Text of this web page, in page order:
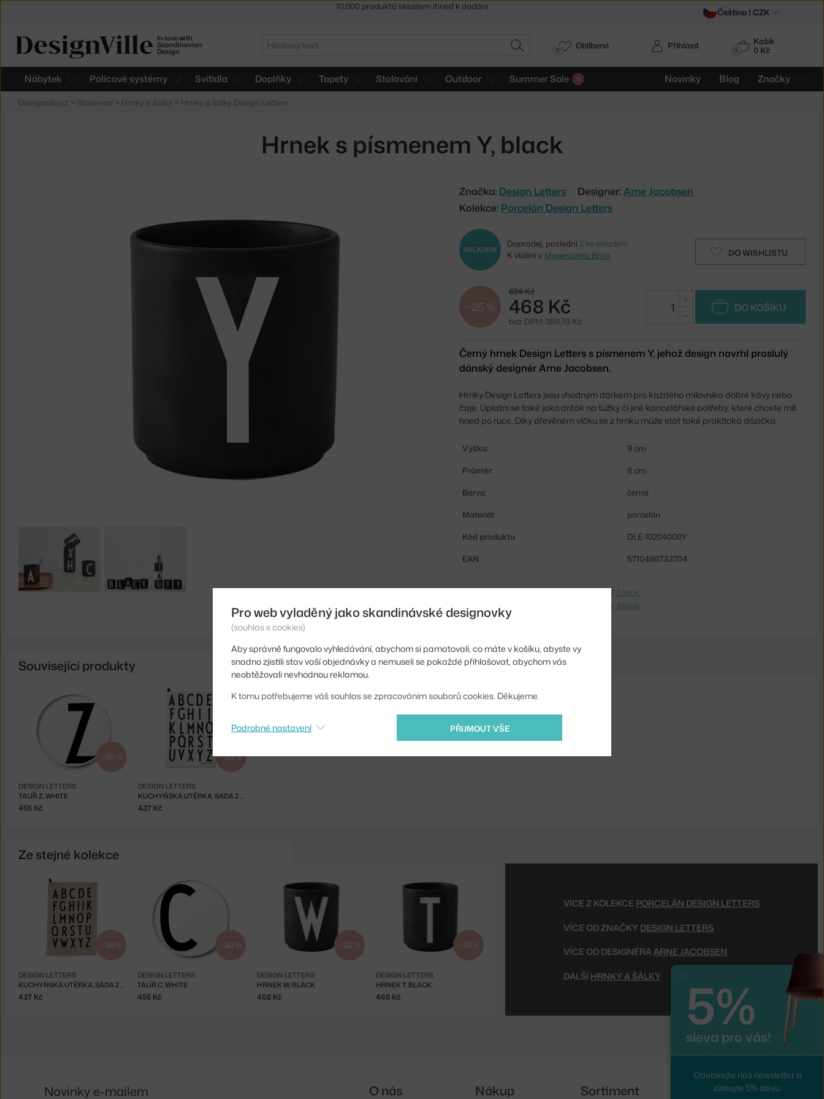
In love with
Scandinavian
Design
Hledat
HLEDAT 0
Košík
0 Kč
Nábytek Policové systémy Svítidla Doplňky Tapety Stolování Outdoor Summer Sale Novinky Blog Značky
Přihlásit
0 Oblíbené
Designville.cz > Stolování > Hrnky a šálky > Hrnky a šálky Design Letters
Hrnek s písmenem Y, black
Značka: Design Letters Designer:Arne Jacobsen
Kolekce: Porcelán Design Letters
DO WISHLISTU
SKLADEM
Doprodej, poslední 2 ks skladem
K vidění vshowroomu Brno
−25 %
624 Kč
468 Kč
bez DPH: 386,78 Kč
DO KOŠÍKU
Černý hrnek Design Letters s písmenem Y, jehož design navrhl proslulý
dánský designér Arne Jacobsen.
Hrnky Design Letters jsou vhodným dárkem pro každého milovníka dobré kávy nebo
čaje. Uplatní se také jako držák na tužky či jiné kancelářské potřeby, které chcete mít
hned po ruce. Díky dřevěném víčku se z hrnku může stát také praktická dózička.
Výška:
9 cm
Průměr:
8 cm
Barva:
černá
Materiál:
porcelán
Kód produktu
DLE-10204000Y
EAN
5710498733704
Ste zo Slovenska? Prejdite naHrnček Y, black
Cup Y, black
Související produkty
−30 %
TALÍŘ Z, WHITE
DESIGN LETTERS
455 Kč
−30 %
KUCHYŇSKÁ UTĚRKA, SADA 2 KS, WHITE
DESIGN LETTERS
437 Kč
Ze stejné kolekce
−30 %
KUCHYŇSKÁ UTĚRKA, SADA 2 KS, BEIGE
DESIGN LETTERS
437 Kč
−30 %
TALÍŘ C, WHITE
DESIGN LETTERS
455 Kč
−25 %
HRNEK W, BLACK
DESIGN LETTERS
468 Kč
−25 %
HRNEK T, BLACK
DESIGN LETTERS
468 Kč
VÍCE Z KOLEKCE PORCELÁN DESIGN LETTERS
VÍCE OD ZNAČKY DESIGN LETTERS
VÍCE OD DESIGNÉRAARNE JACOBSEN
DALŠÍ HRNKY A ŠÁLKY
Sleva 5 % pro odběratele newsletteru Čeština | CZK
Pro web vyladěný jako skandinávské designovky
(souhlas s cookies)
Aby správně fungovalo vyhledávání, abychom si pamatovali, co máte v košíku, abyste vy
snadno zjistili stav vaší objednávky a nemuseli se pokaždé přihlašovat, abychom vás
neobtěžovali nevhodnou reklamou.
K tomu potřebujeme váš souhlas se zpracováním souborů cookies. Děkujeme.
PŘIJMOUT VŠE
Podrobné nastavení
5%
sleva pro vás!
Odebírejte náš newsletter a
získejte 5% slevu.
Novinky e-mailem O nás Nákup Sortiment Sledujte nás